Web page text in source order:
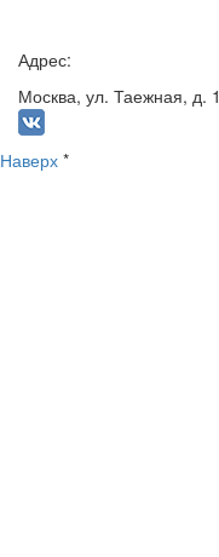
Адрес:
Москва, ул. Таежная, д. 1
Наверх *